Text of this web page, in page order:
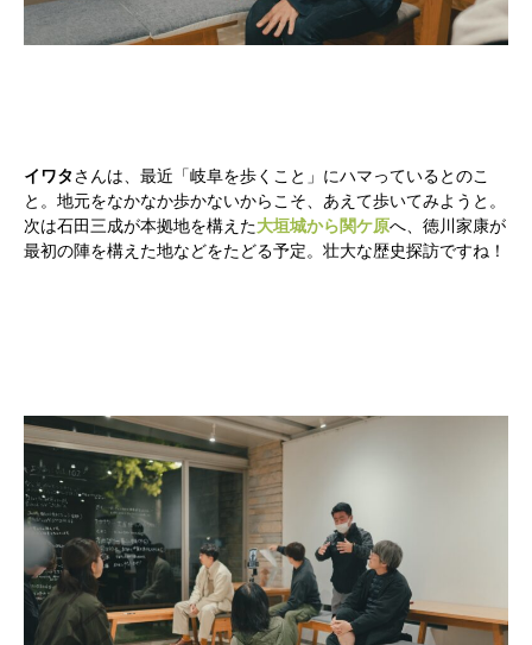
イワタさんは、最近「岐阜を歩くこと」にハマっているとのこ
と。地元をなかなか歩かないからこそ、あえて歩いてみようと。
次は石田三成が本拠地を構えた大垣城から関ケ原へ、徳川家康が
最初の陣を構えた地などをたどる予定。壮大な歴史探訪ですね！